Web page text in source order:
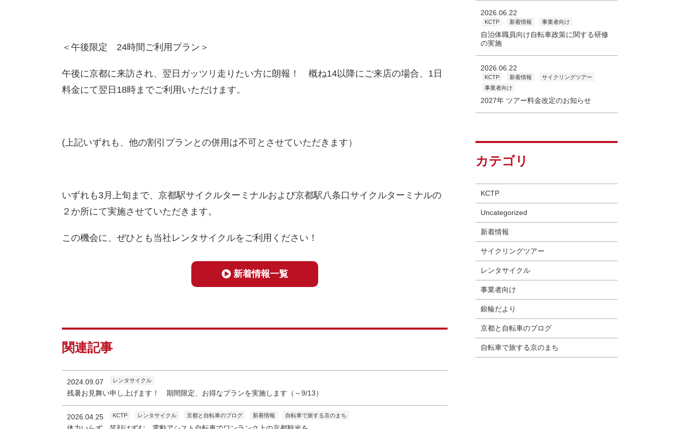
＜午後限定 24時間ご利用プラン＞
午後に京都に来訪され、翌日ガッツリ走りたい方に朗報！ 概ね14以降にご来店の場合、1日
料金にて翌日18時までご利用いただけます。
(上記いずれも、他の割引プランとの併用は不可とさせていただきます）
いずれも3月上旬まで、京都駅サイクルターミナルおよび京都駅八条口サイクルターミナルの
２か所にて実施させていただきます。
この機会に、ぜひとも当社レンタサイクルをご利用ください！
新着情報一覧
関連記事
2024.09.07 レンタサイクル
残暑お見舞い申し上げます！ 期間限定、お得なプランを実施します（～9/13）
2026.04.25 KCTP レンタサイクル 京都と自転車のブログ 新着情報 自転車で旅する京のまち
2026.06.22
KCTP 新着情報 事業者向け
自治体職員向け自転車政策に関する研修
の実施
2026.06.22
KCTP 新着情報
サイクリングツアー
事業者向け
2027年 ツアー料金改定のお知らせ
カテゴリ
KCTP
Uncategorized
新着情報
サイクリングツアー
レンタサイクル
事業者向け
銀輪だより
京都と自転車のブログ
自転車で旅する京のまち